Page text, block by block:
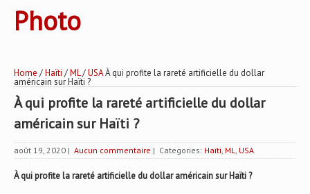
Photo
Home /Haïti /ML/USAÀ qui profite la rareté artificielle du dollar
américain sur Haïti ?
À qui profite la rareté artificielle du dollar
américain sur Haïti ?
août 19, 2020 | Aucun commentaire | Categories: Haïti, ML, USA
À qui profite la rareté artificielle du dollar américain sur Haïti ?